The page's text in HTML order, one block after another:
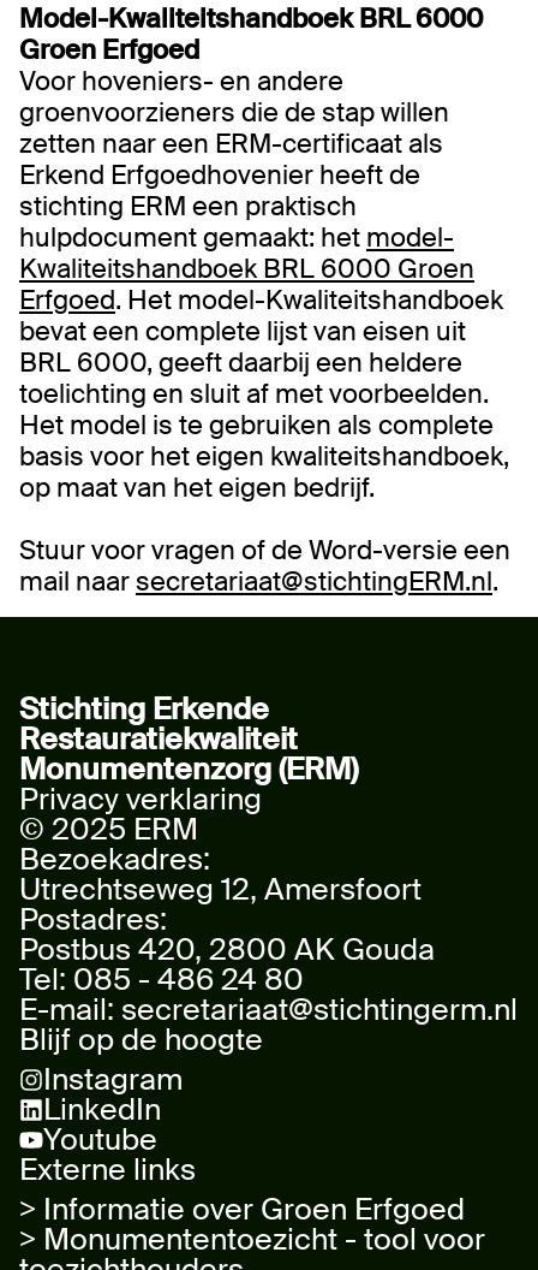
Model-Kwaliteitshandboek BRL 6000
Groen Erfgoed
Voor hoveniers- en andere
groenvoorzieners die de stap willen
zetten naar een ERM-certificaat als
Erkend Erfgoedhovenier heeft de
stichting ERM een praktisch
hulpdocument gemaakt: het model-
Kwaliteitshandboek BRL 6000 Groen
Erfgoed. Het model-Kwaliteitshandboek
bevat een complete lijst van eisen uit
BRL 6000, geeft daarbij een heldere
toelichting en sluit af met voorbeelden.
Het model is te gebruiken als complete
basis voor het eigen kwaliteitshandboek,
op maat van het eigen bedrijf.
Stuur voor vragen of de Word-versie een
mail naarsecretariaat@stichtingERM.nl.
Stichting Erkende
Restauratiekwaliteit
Monumentenzorg (ERM)
Privacy verklaring
© 2025 ERM
Bezoekadres:
Utrechtseweg 12, Amersfoort
Postadres:
Postbus 420, 2800 AK Gouda
Tel: 085 - 486 24 80
E-mail: secretariaat@stichtingerm.nl
Blijf op de hoogte
Instagram
LinkedIn
Youtube
Externe links
> Informatie over Groen Erfgoed
> Monumententoezicht - tool voor